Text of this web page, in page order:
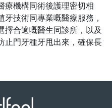
療機構同術後護理密切相
牙技術同專業嘅醫療服務，
擇合適嘅醫生同診所，以及
止門牙種牙甩出來，確保長